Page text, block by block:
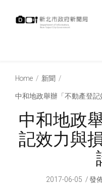
Home 新聞
中和地政舉辦「不動產登
中和地政
記效力與
2017-06-05 發